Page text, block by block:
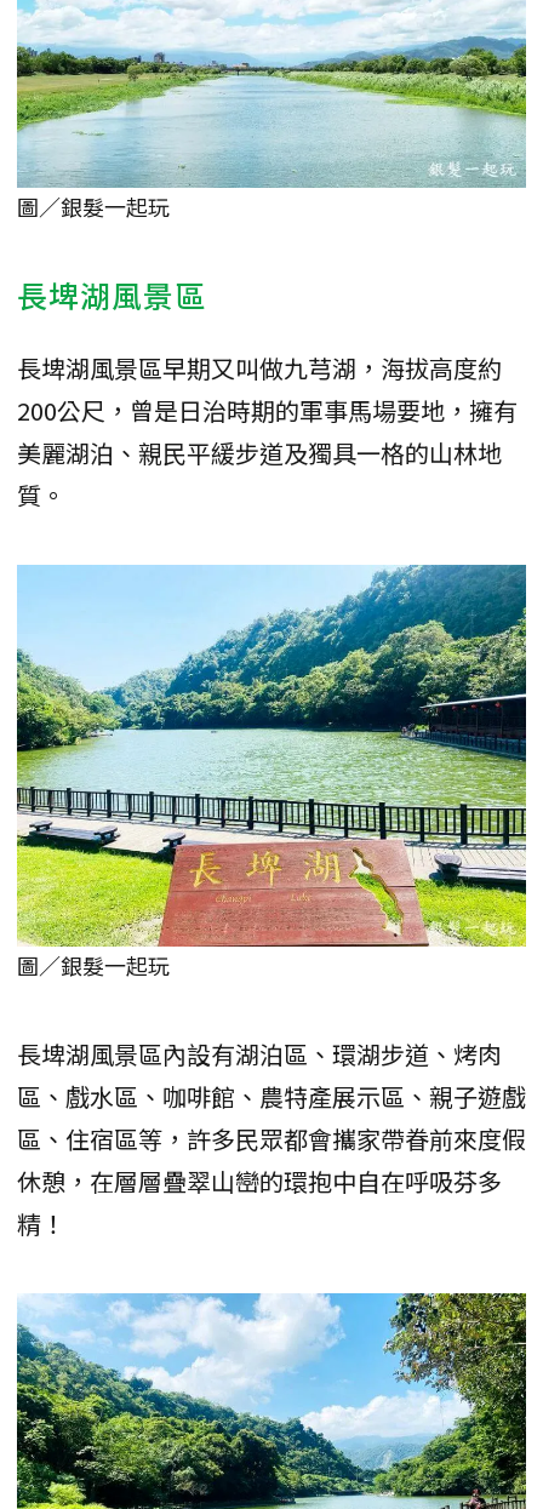
圖／銀髮一起玩
長埤湖風景區
長埤湖風景區早期又叫做九芎湖，海拔高度約
200公尺，曾是日治時期的軍事馬場要地，擁有
美麗湖泊、親民平緩步道及獨具一格的山林地
質。
圖／銀髮一起玩
長埤湖風景區內設有湖泊區、環湖步道、烤肉
區、戲水區、咖啡館、農特產展示區、親子遊戲
區、住宿區等，許多民眾都會攜家帶眷前來度假
休憩，在層層疊翠山巒的環抱中自在呼吸芬多
精！